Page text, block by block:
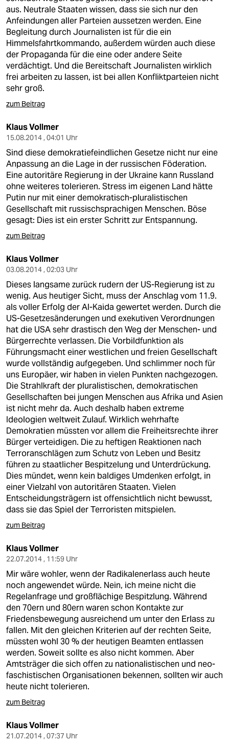
aus. Neutrale Staaten wissen, dass sie sich nur den
Anfeindungen aller Parteien aussetzen werden. Eine
Begleitung durch Journalisten ist für die ein
Himmelsfahrtkommando, außerdem würden auch diese
der Propaganda für die eine oder andere Seite
verdächtigt. Und die Bereitschaft Journalisten wirklich
frei arbeiten zu lassen, ist bei allen Konfliktparteien nicht
sehr groß.
zum Beitrag
Klaus Vollmer
15.08.2014 , 04:01 Uhr
Sind diese demokratiefeindlichen Gesetze nicht nur eine
Anpassung an die Lage in der russischen Föderation.
Eine autoritäre Regierung in der Ukraine kann Russland
ohne weiteres tolerieren. Stress im eigenen Land hätte
Putin nur mit einer demokratisch-pluralistischen
Gesellschaft mit russischsprachigen Menschen. Böse
gesagt: Dies ist ein erster Schritt zur Entspannung.
zum Beitrag
Klaus Vollmer
03.08.2014 , 02:03 Uhr
Dieses langsame zurück rudern der US-Regierung ist zu
wenig. Aus heutiger Sicht, muss der Anschlag vom 11.9.
als voller Erfolg der Al-Kaida gewertet werden. Durch die
US-Gesetzesänderungen und exekutiven Verordnungen
hat die USA sehr drastisch den Weg der Menschen- und
Bürgerrechte verlassen. Die Vorbildfunktion als
Führungsmacht einer westlichen und freien Gesellschaft
wurde vollständig aufgegeben. Und schlimmer noch für
uns Europäer, wir haben in vielen Punkten nachgezogen.
Die Strahlkraft der pluralistischen, demokratischen
Gesellschaften bei jungen Menschen aus Afrika und Asien
ist nicht mehr da. Auch deshalb haben extreme
Ideologien weltweit Zulauf. Wirklich wehrhafte
Demokratien müssten vor allem die Freiheitsrechte ihrer
Bürger verteidigen. Die zu heftigen Reaktionen nach
Terroranschlägen zum Schutz von Leben und Besitz
führen zu staatlicher Bespitzelung und Unterdrückung.
Dies mündet, wenn kein baldiges Umdenken erfolgt, in
einer Vielzahl von autoritären Staaten. Vielen
Entscheidungsträgern ist offensichtlich nicht bewusst,
dass sie das Spiel der Terroristen mitspielen.
zum Beitrag
Klaus Vollmer
22.07.2014 , 11:59 Uhr
Mir wäre wohler, wenn der Radikalenerlass auch heute
noch angewendet würde. Nein, ich meine nicht die
Regelanfrage und großflächige Bespitzlung. Während
den 70ern und 80ern waren schon Kontakte zur
Friedensbewegung ausreichend um unter den Erlass zu
fallen. Mit den gleichen Kriterien auf der rechten Seite,
müssten wohl 30 % der heutigen Beamten entlassen
werden. Soweit sollte es also nicht kommen. Aber
Amtsträger die sich offen zu nationalistischen und neo-
faschistischen Organisationen bekennen, sollten wir auch
heute nicht tolerieren.
zum Beitrag
Klaus Vollmer
21.07.2014 , 07:37 Uhr